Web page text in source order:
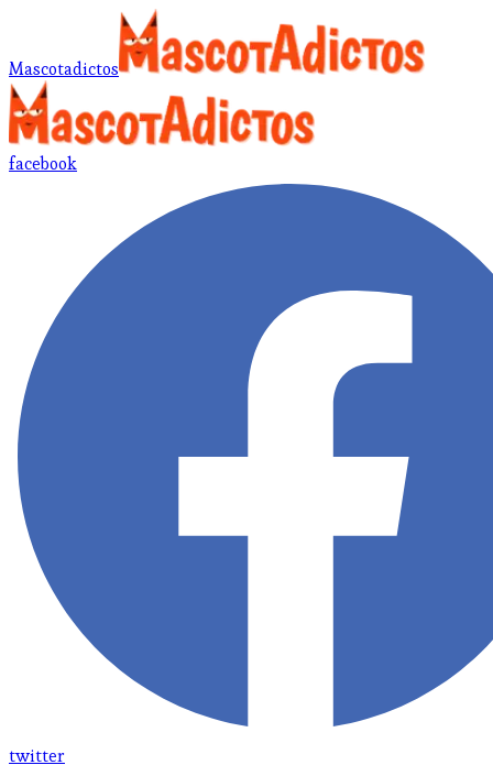
Mascotadictos
facebook
twitter